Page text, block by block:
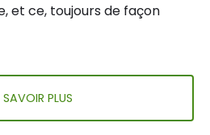
et ce, toujours de façon
SAVOIR PLUS